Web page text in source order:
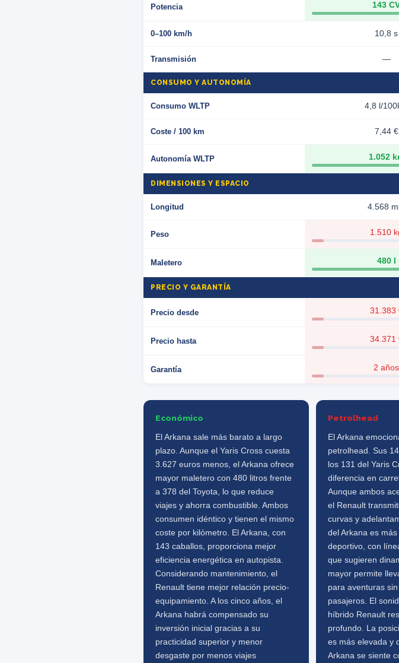
Potencia 143
0–100 km/h 10,8 s
Transmisión —
CONSUMO Y AUTONOMÍA
Consumo WLTP 4,8 l/
Coste / 100 km 7,44 €
Autonomía WLTP 1.052
DIMENSIONES Y ESPACIO
Longitud 4.568
Peso 1.510
Maletero 480 l
PRECIO Y GARANTÍA
Precio desde 31.383
Precio hasta 34.371
Garantía 2 años
Económico
El Arkana sale más barato a largo
plazo. Aunque el Yaris Cross cuesta
3.627 euros menos, el Arkana ofrece
mayor maletero con 480 litros frente
a 378 del Toyota, lo que reduce
viajes y ahorra combustible. Ambos
consumen idéntico y tienen el mismo
coste por kilómetro. El Arkana, con
143 caballos, proporciona mejor
eficiencia energética en autopista.
Considerando mantenimiento, el
Renault tiene mejor relación precio-
equipamiento. A los cinco años, el
Arkana habrá compensado su
inversión inicial gracias a su
practicidad superior y menor
desgaste por menos viajes
Petrolhead
El Arkana
petrolhead. Sus
los 131 del Yaris
diferencia en
Aunque ambos
el Renault
curvas y
del Arkana es
deportivo, con
que sugieren
mayor permite
para aventuras
pasajeros. El
híbrido Renault
profundo. La
es más elevada y
Arkana se siente